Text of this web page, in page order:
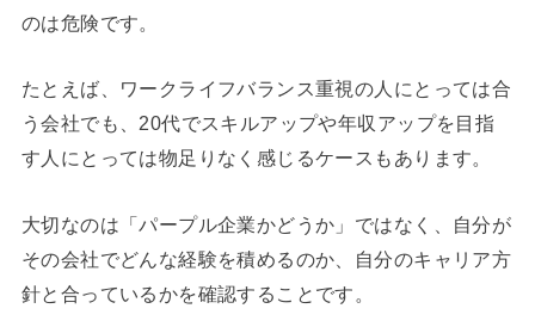
のは危険です。
たとえば、ワークライフバランス重視の人にとっては合
う会社でも、20代でスキルアップや年収アップを目指
す人にとっては物足りなく感じるケースもあります。
大切なのは「パープル企業かどうか」ではなく、自分が
その会社でどんな経験を積めるのか、自分のキャリア方
針と合っているかを確認することです。